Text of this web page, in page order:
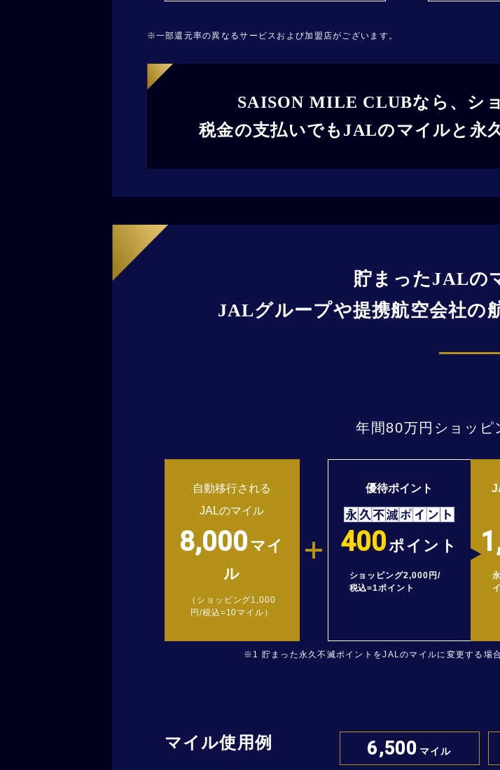
一部還元率の異なるサービスおよび加盟店がございます。
SAISON MILE CLUBなら、 シ
税金の支払いでもJALのマイルと 永
貯まったJALの
JALグループや提携航空会社の
年間80万円ショッピ
自動移行される
JALのマイル
8,000 マイ
ル
（ショッピング1,000
円/税込=10マイル）
優待ポイント
400ポイント
ショッピング2,000円/
税込=1ポイント
貯まった永久不滅ポイントをJALのマイルに変更する場
マイル使用例 6,500 マイル